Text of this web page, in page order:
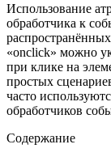
Использование
обработчика к
«onclick» можно
при клике на
простых
часто
обработчиков
Содержание